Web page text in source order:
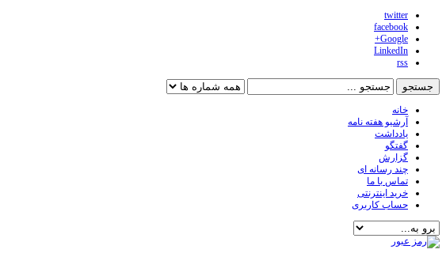
twitter
facebook
Google+
LinkedIn
rss
خانه
آرشیو هفته نامه
یادداشت
گفتگو
گزارش
چند رسانه ای
تماس با ما
خرید اینترنتی
حساب کاربری